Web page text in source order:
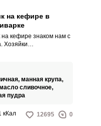
на кефире в
на кефире знаком нам с
Хозяйки
манная крупа,
сливочное,
пудра
кКал 12695 0